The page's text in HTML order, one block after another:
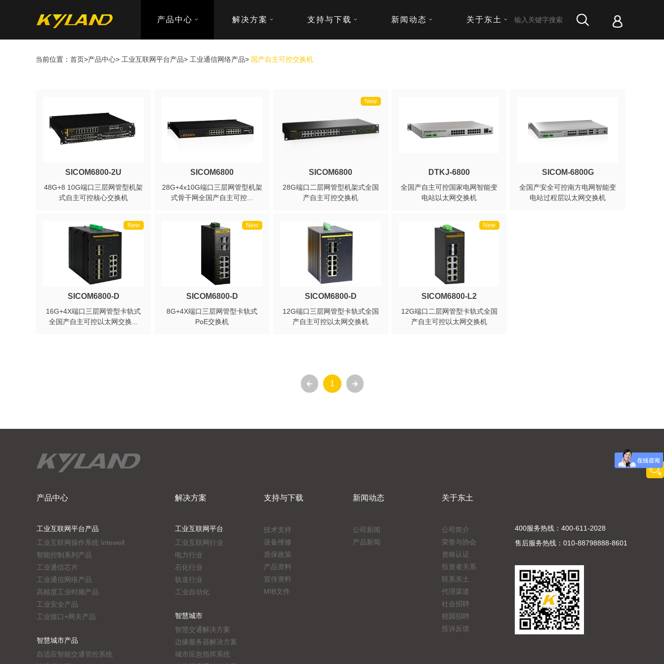
产品中心 解决方案 支持与下载 新闻动态 关于东土
当前位置： 首页>产品中心> 工业互联网平台产品> 工业通信网络产品> 国产自主可控交换机
SICOM6800-2U
48G+8 10G端口三层网管型机架
式自主可控核心交换机
SICOM6800
28G+4x10G端口三层网管型机架
式骨干网全国产自主可控...
New
SICOM6800
28G端口二层网管型机架式全国
产自主可控交换机
DTKJ-6800
全国产自主可控国家电网智能变
电站以太网交换机
SICOM-6800G
全国产安全可控南方电网智能变
电站过程层以太网交换机
New
SICOM6800-D
16G+4X端口三层网管型卡轨式
全国产自主可控以太网交换...
New
SICOM6800-D
8G+4X端口三层网管型卡轨式
PoE交换机
SICOM6800-D
12G端口三层网管型卡轨式全国
产自主可控以太网交换机
New
SICOM6800-L2
12G端口二层网管型卡轨式全国
产自主可控以太网交换机
1
400服务热线：400-611-2028
售后服务热线：010-88798888-8601
产品中心
工业互联网平台产品
工业互联网操作系统 Intewell
智能控制系列产品
工业通信芯片
工业通信网络产品
高精度工业时频产品
工业安全产品
工业接口+网关产品
智慧城市产品
自适应智能交通管控系统
解决方案
工业互联网平台
工业互联网行业
电力行业
石化行业
轨道行业
工业自动化
智慧城市
智慧交通解决方案
边缘服务器解决方案
城市应急指挥系统
支持与下载
技术支持
设备维修
质保政策
产品资料
宣传资料
MIB文件
新闻动态
公司新闻
产品新闻
关于东土
公司简介
荣誉与协会
资格认证
投资者关系
联系东土
代理渠道
社会招聘
校园招聘
投诉反馈